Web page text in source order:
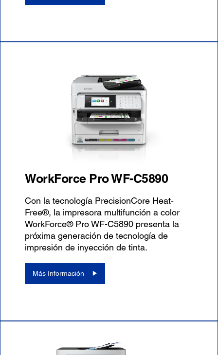
WorkForce Pro WF-C5890
Con la tecnología PrecisionCore Heat-
Free®, la impresora multifunción a color
WorkForce® Pro WF-C5890 presenta la
próxima generación de tecnología de
impresión de inyección de tinta.
Más Información